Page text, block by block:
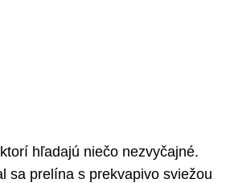
hľadajú niečo nezvyčajné.
sa prelína s prekvapivo sviežou